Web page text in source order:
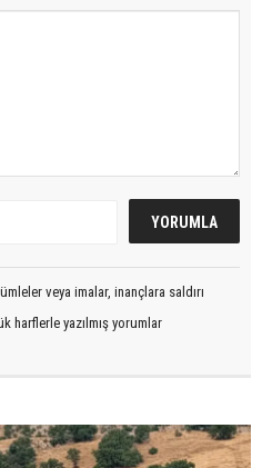
veya imalar, inançlara saldırı
harflerle yazılmış yorumlar